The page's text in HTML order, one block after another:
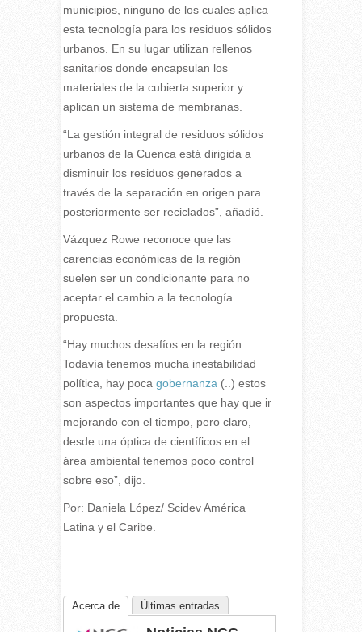
municipios, ninguno de los cuales aplica
esta tecnología para los residuos sólidos
urbanos. En su lugar utilizan rellenos
sanitarios donde encapsulan los
materiales de la cubierta superior y
aplican un sistema de membranas.
“La gestión integral de residuos sólidos
urbanos de la Cuenca está dirigida a
disminuir los residuos generados a
través de la separación en origen para
posteriormente ser reciclados”, añadió.
Vázquez Rowe reconoce que las
carencias económicas de la región
suelen ser un condicionante para no
aceptar el cambio a la tecnología
propuesta.
“Hay muchos desafíos en la región.
Todavía tenemos mucha inestabilidad
política, hay poca gobernanza (..) estos
son aspectos importantes que hay que ir
mejorando con el tiempo, pero claro,
desde una óptica de científicos en el
área ambiental tenemos poco control
sobre eso”, dijo.
Por: Daniela López/ Scidev América
Latina y el Caribe.
Acerca de Últimas entradas